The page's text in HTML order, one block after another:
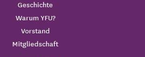
Geschichte
Warum YFU?
Vorstand
Mitgliedschaft